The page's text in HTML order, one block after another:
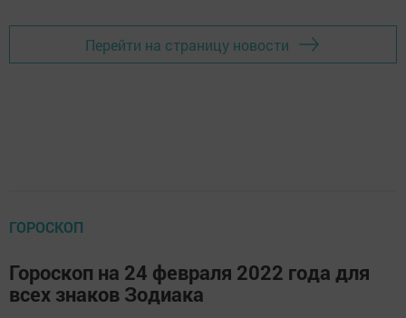
Перейти на страницу новости
ГОРОСКОП
Гороскоп на 24 февраля 2022 года для
всех знаков Зодиака